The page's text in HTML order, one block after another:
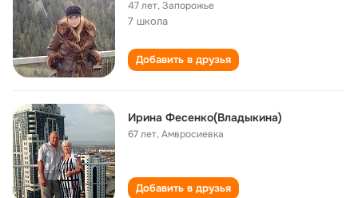
47 лет,Запорожье
7 школа
Добавить в друзья
Ирина Фесенко(Владыкина)
67 лет,Амвросиевка
Добавить в друзья